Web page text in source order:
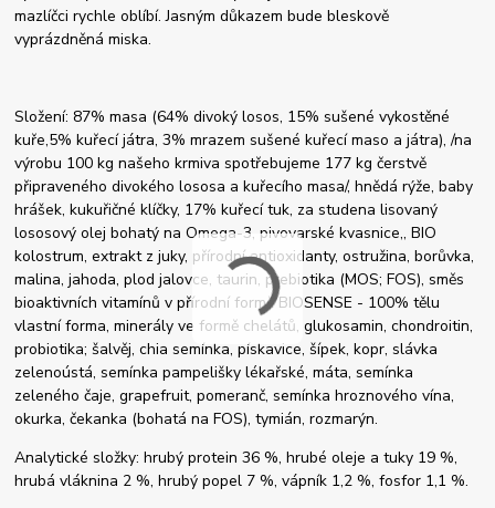
mazlíčci rychle oblíbí. Jasným důkazem bude bleskově
vyprázdněná miska.
Složení: 87% masa (64% divoký losos, 15% sušené vykostěné
kuře,5% kuřecí játra, 3% mrazem sušené kuřecí maso a játra), /na
výrobu 100 kg našeho krmiva spotřebujeme 177 kg čerstvě
připraveného divokého lososa a kuřecího masa/, hnědá rýže, baby
hrášek, kukuřičné klíčky, 17% kuřecí tuk, za studena lisovaný
lososový olej bohatý na Omega-3, pivovarské kvasnice,, BIO
kolostrum, extrakt z juky, přírodní antioxidanty, ostružina, borůvka,
malina, jahoda, plod jalovce, taurin, prebiotika (MOS; FOS), směs
bioaktivních vitamínů v přírodní formě BIOSENSE - 100% tělu
vlastní forma, minerály ve formě chelátů, glukosamin, chondroitin,
probiotika; šalvěj, chia semínka, pískavice, šípek, kopr, slávka
zelenoústá, semínka pampelišky lékařské, máta, semínka
zeleného čaje, grapefruit, pomeranč, semínka hroznového vína,
okurka, čekanka (bohatá na FOS), tymián, rozmarýn.
Analytické složky: hrubý protein 36 %, hrubé oleje a tuky 19 %,
hrubá vláknina 2 %, hrubý popel 7 %, vápník 1,2 %, fosfor 1,1 %.